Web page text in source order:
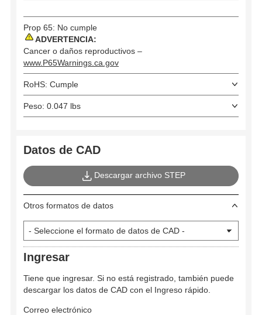
Prop 65: No cumple
ADVERTENCIA:
Cancer o daños reproductivos –
www.P65Warnings.ca.gov
RoHS: Cumple
Peso: 0.047 lbs
Datos de CAD
Descargar archivo STEP
Otros formatos de datos
Ingresar
Tiene que ingresar. Si no está registrado, también puede
descargar los datos de CAD con el Ingreso rápido.
Correo electrónico